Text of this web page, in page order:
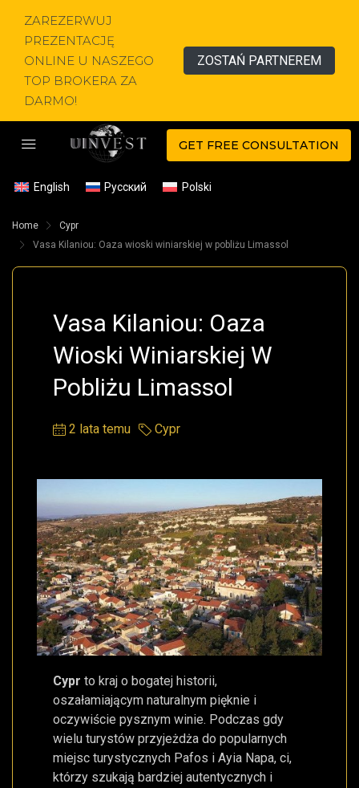
ZAREZERWUJ
PREZENTACJĘ
ONLINE U NASZEGO
TOP BROKERA ZA
DARMO!
ZOSTAŃ PARTNEREM
GET FREE CONSULTATION
English Русский Polski
Home
Cypr
Vasa Kilaniou: Oaza wioski winiarskiej w pobliżu Limassol
Vasa Kilaniou: Oaza
Wioski Winiarskiej W
Pobliżu Limassol
2 lata temu Cypr
Cypr to kraj o bogatej historii,
oszałamiającym naturalnym pięknie i
oczywiście pysznym winie. Podczas gdy
wielu turystów przyjeżdża do popularnych
miejsc turystycznych Pafos i Ayia Napa, ci,
którzy szukają bardziej autentycznych i